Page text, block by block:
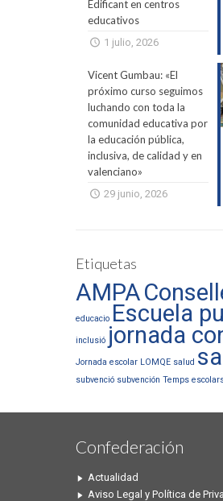
Edificant en centros
educativos
1 julio, 2026
Vicent Gumbau: «El
próximo curso seguimos
luchando con toda la
comunidad educativa por
la educación pública,
inclusiva, de calidad y en
valenciano»
29 junio, 2026
Etiquetas
AMPA
educacio Escuela
inclusió jornada
Jornada escolar LOMQE salud
subvenció subvención Temps
Confederación
Actualidad
Aviso Legal y Política de